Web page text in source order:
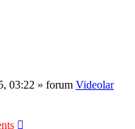
03:22 » forum Videolar